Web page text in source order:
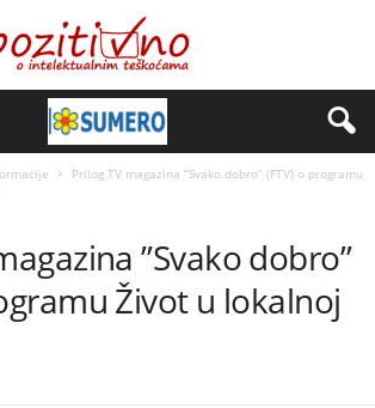
Prilog TV magazina ”Svako dobro” (FTV) o programu
”Svako dobro”
Život u lokalnoj